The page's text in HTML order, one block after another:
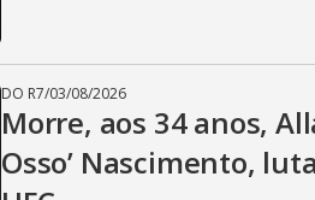
DO R7/03/08/2026
Morre, aos 34 anos,
Osso’ Nascimento,